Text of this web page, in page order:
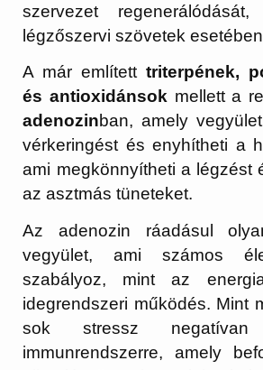
szervezet
légzőszervi szövetek
A már említett triterpének,
és antioxidánsokmellett a
adenozinban, amely
vérkeringést és enyhítheti a
ami megkönnyítheti a légzést
az asztmás tüneteket.
Az adenozin ráadásul
vegyület, ami számos
szabályoz, mint az
idegrendszeri működés. Mint
sok stressz
immunrendszerre, amely